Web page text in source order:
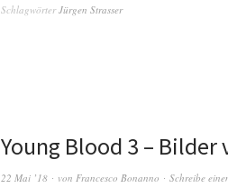
SchlagwörterJürgen Strasser
Young Blood 3 – Bilder
22 Mai ’18 von Francesco Bonanno Schreibe